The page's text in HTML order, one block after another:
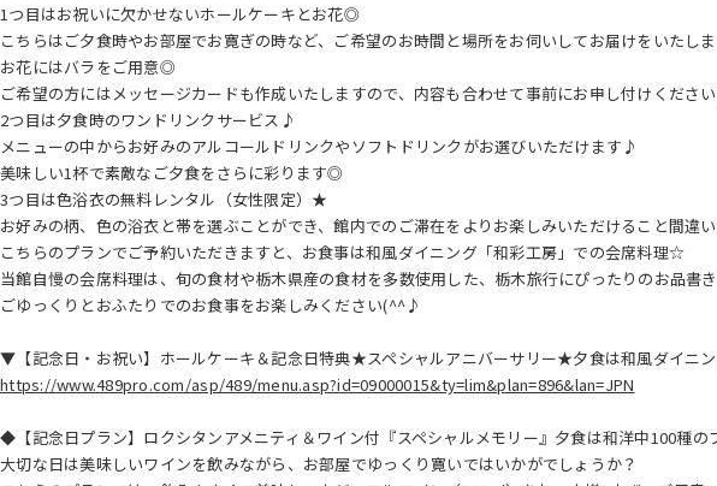
1つ目はお祝いに欠かせないホールケーキとお花◎
こちらはご夕食時やお部屋でお寛ぎの時など、ご希望のお時間と場所をお伺いしてお届けをいたし
お花にはバラをご用意◎
ご希望の方にはメッセージカードも作成いたしますので、内容も合わせて事前にお申し付けください
2つ目は夕食時のワンドリンクサービス♪
メニューの中からお好みのアルコールドリンクやソフトドリンクがお選びいただけます♪
美味しい1杯で素敵なご夕食をさらに彩ります◎
3つ目は色浴衣の無料レンタル（女性限定）★
お好みの柄、色の浴衣と帯を選ぶことができ、館内でのご滞在をよりお楽しみいただけること間違
こちらのプランでご予約いただきますと、お食事は和風ダイニング「和彩工房」での会席料理☆
当館自慢の会席料理は、旬の食材や栃木県産の食材を多数使用した、栃木旅行にぴったりのお品書
ごゆっくりとおふたりでのお食事をお楽しみください(^^♪
▼【記念日・お祝い】ホールケーキ＆記念日特典★スペシャルアニバーサリー★夕食は和風ダイニ
https://www.489pro.com/asp/489/menu.asp?id=09000015&ty=lim&plan=896&lan=JPN
◆【記念日プラン】ロクシタンアメニティ＆ワイン付『スペシャルメモリー』夕食は和洋中100種
大切な日は美味しいワインを飲みながら、お部屋でゆっくり寛いではいかがでしょうか？